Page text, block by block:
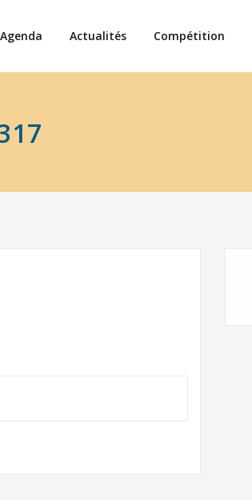
Agenda Actualités Compétition